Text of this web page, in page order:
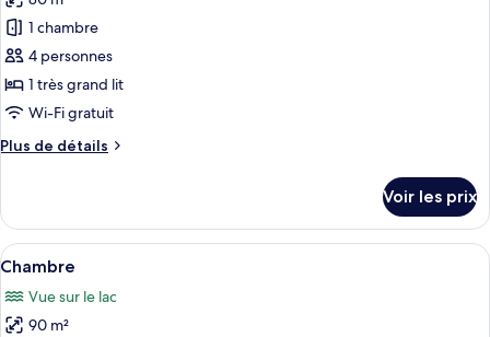
Nature)
Deluxe,
vue
lac
(Elegant
Nature)
pour
ce
type
de
chambre :
Appartement
1 chambre
4 personnes
1 très grand lit
Wi-Fi gratuit
Plus de détails
Plus
le
type
de
Appartement
Duplex
Voir les prix
Afficher
toutes
les
photos
Une chambre d’hôtel avec un
4
Chambre
Vue sur le lac
90 m²